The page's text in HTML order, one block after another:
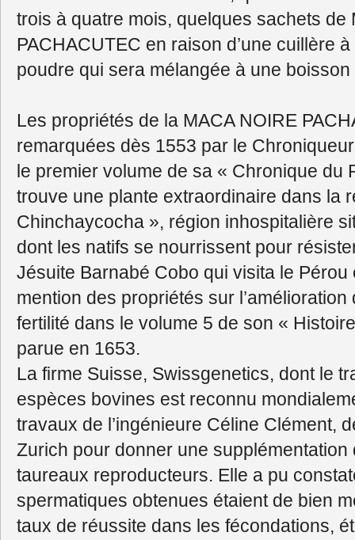
trois à quatre mois, quelques sachets de
PACHACUTEC en raison d’une cuillère
poudre qui sera mélangée à une
Les propriétés de la MACA NOIRE
remarquées dès 1553 par le
le premier volume de sa « Chronique du
trouve une plante extraordinaire dans la
Chinchaycocha », région inhospitalière
dont les natifs se nourrissent pour
Jésuite Barnabé Cobo qui visita le Pérou
mention des propriétés sur
fertilité dans le volume 5 de son «
parue en 1653.
La firme Suisse, Swissgenetics, dont le
espèces bovines est reconnu
travaux de l’ingénieure Céline Clément,
Zurich pour donner une
taureaux reproducteurs. Elle a pu
spermatiques obtenues étaient de bien
taux de réussite dans les fécondations,